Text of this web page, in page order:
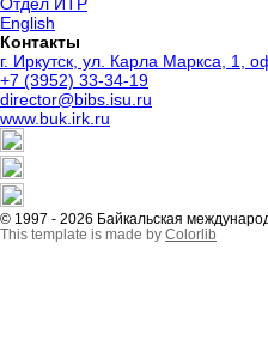
English
Контакты
г. Иркутск, ул. Карла Маркса, 1,
+7 (3952) 33-34-19
director@bibs.isu.ru
www.buk.irk.ru
© 1997 - 2026 Байкальская
This template is made by Colorlib